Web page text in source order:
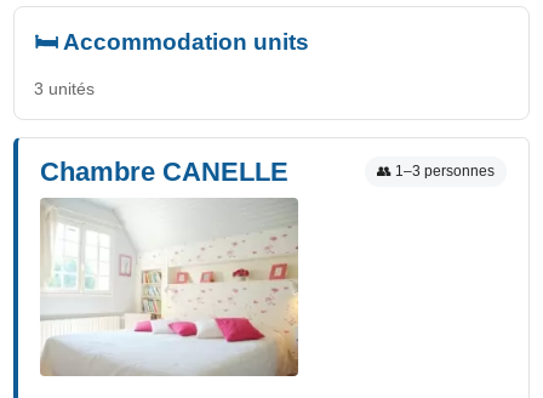
🛏️ Accommodation units
3 unités
Chambre CANELLE 👥 1–3 personnes